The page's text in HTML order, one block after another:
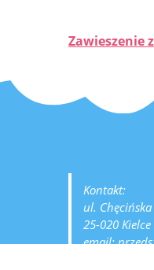
Zawieszenie
Kontakt:
ul.
25-020 Kielce
email: